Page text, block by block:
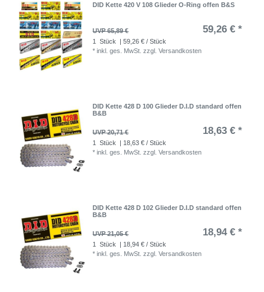
DID Kette 420 V 108 Glieder O-Ring offen B&S
UVP 65,89 € 59,26 € *
1 Stück
| 59,26 € / Stück
*inkl. ges. MwSt. zzgl.Versandkosten
DID Kette 428 D 100 Glieder D.I.D standard offen
B&B
UVP 20,71 € 18,63 € *
1 Stück
| 18,63 € / Stück
*inkl. ges. MwSt. zzgl.Versandkosten
DID Kette 428 D 102 Glieder D.I.D standard offen
B&B
UVP 21,05 € 18,94 € *
1 Stück
| 18,94 € / Stück
*inkl. ges. MwSt. zzgl.Versandkosten